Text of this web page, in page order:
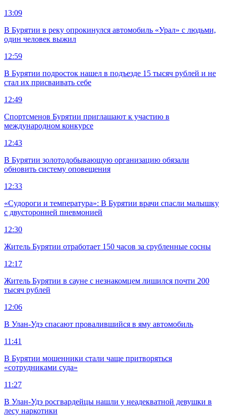
13:09
В Бурятии в реку опрокинулся автомобиль «Урал» с людьми,
один человек выжил
12:59
В Бурятии подросток нашел в подъезде 15 тысяч рублей и не
стал их присваивать себе
12:49
Спортсменов Бурятии приглашают к участию в
международном конкурсе
12:43
В Бурятии золотодобывающую организацию обязали
обновить систему оповещения
12:33
«Судороги и температура»: В Бурятии врачи спасли малышку
с двусторонней пневмонией
12:30
Житель Бурятии отработает 150 часов за срубленные сосны
12:17
Житель Бурятии в сауне с незнакомцем лишился почти 200
тысяч рублей
12:06
В Улан-Удэ спасают провалившийся в яму автомобиль
11:41
В Бурятии мошенники стали чаще притворяться
«сотрудниками суда»
11:27
В Улан-Удэ росгвардейцы нашли у неадекватной девушки в
лесу наркотики